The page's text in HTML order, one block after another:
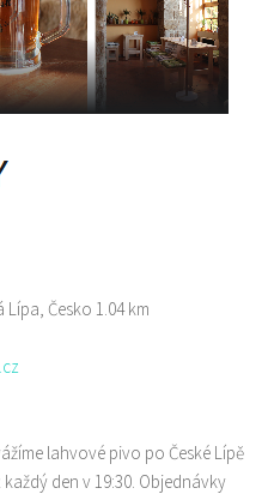
Lípa, Česko 1.04 km
lahvové pivo po České Lípě
den v 19:30. Objednávky